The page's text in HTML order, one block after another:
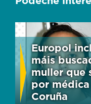
Europol
máis
muller que
por
Coruña